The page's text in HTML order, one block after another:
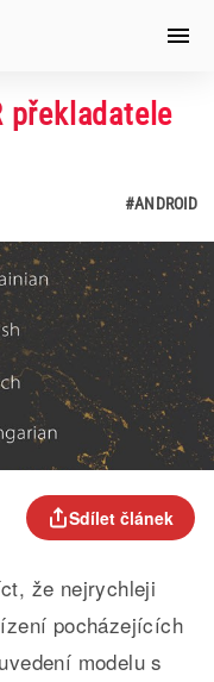
překladatele
#ANDROID
Sdílet článek
že nejrychleji
pocházejících
modelu s